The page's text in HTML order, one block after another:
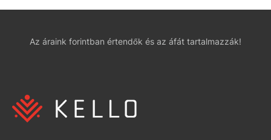
Az áraink forintban értendők és az áfát tartalmazzák!